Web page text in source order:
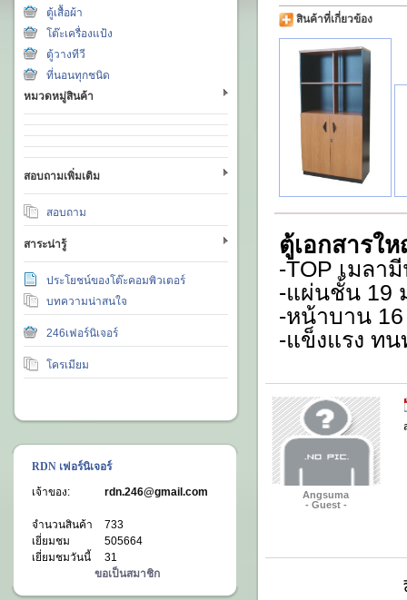
ตู้เสื้อผ้า
โต๊ะเครื่องแป้ง
ตู้วางทีวี
ที่นอนทุกชนิด
หมวดหมู่สินค้า
สอบถามเพิ่มเติม
สอบถาม
สาระน่ารู้
ประโยชน์ของโต๊ะคอมพิวเตอร์
บทความน่าสนใจ
246เฟอร์นิเจอร์
โครเมียม
RDN เฟอร์นิเจอร์
เจ้าของ:
rdn.246@gmail.com
จำนวนสินค้า
733
เยี่ยมชม
505664
เยี่ยมชมวันนี้
31
ขอเป็นสมาชิก
สินค้าที่เกี่ยวข้อง
ตู้เอกสารใ
-TOP เมลา
-แผ่นชั้น 19
-หน้าบาน
-แข็งแรง ท
Angsuma
- Guest -